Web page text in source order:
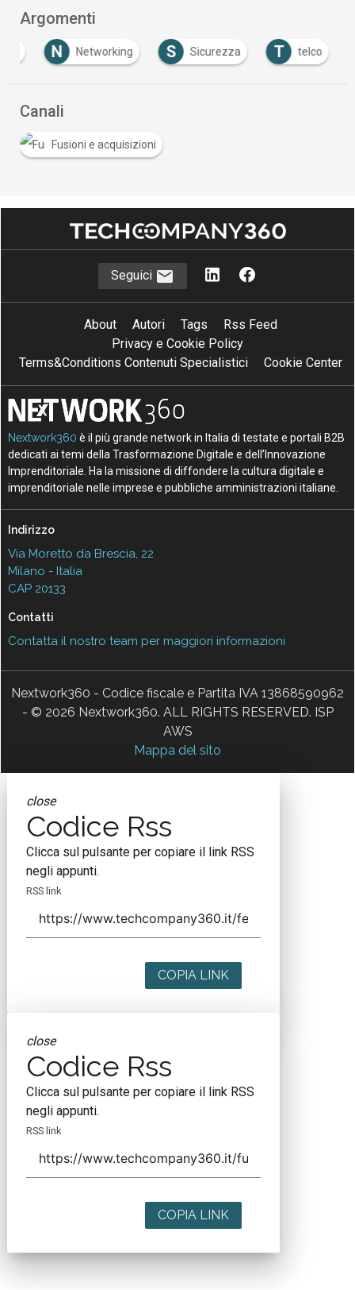
Argomenti
N Networking S Sicurezza T telco
Canali
Fusioni e acquisizioni
Seguici
About Autori Tags
Rss Feed
Privacy e Cookie Policy
Terms&Conditions Contenuti Specialistici
Cookie Center
Nextwork360 è il più grande network in Italia di testate e portali B2B
dedicati ai temi della Trasformazione Digitale e dell’Innovazione
Imprenditoriale. Ha la missione di diffondere la cultura digitale e
imprenditoriale nelle imprese e pubbliche amministrazioni italiane.
Indirizzo
Via Moretto da Brescia, 22
Milano - Italia
CAP 20133
Contatti
Contatta il nostro team per maggiori informazioni
Nextwork360 - Codice fiscale e Partita IVA 13868590962
- © 2026 Nextwork360. ALL RIGHTS RESERVED. ISP
AWS
Mappa del sito
close
Codice Rss
Clicca sul pulsante per copiare il link RSS
negli appunti.
RSS link
COPIA LINK
close
Codice Rss
Clicca sul pulsante per copiare il link RSS
negli appunti.
RSS link
COPIA LINK